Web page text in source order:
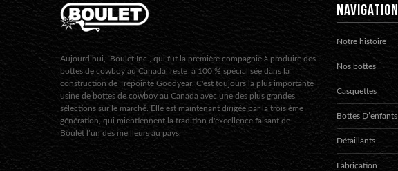
Aujourd’hui, Boulet Inc., qui fut la première compagnie à produire des
bottes de cowboy au Canada, reste à 100 % spécialisée dans la
construction de Trépointe Goodyear. C'est toujours la plus importante
usine de bottes de cowboy au Canada avec une des plus grandes
sélections sur le marché. Elle est maintenant dirigée par la troisième
génération, qui mientiennent la tradition d'excellence faisant de
Boulet l’un des meilleurs au pays.
NAVIGATION
Notre histoire
Nos bottes
Casquettes
Bottes D’enfants
Détaillants
Fabrication